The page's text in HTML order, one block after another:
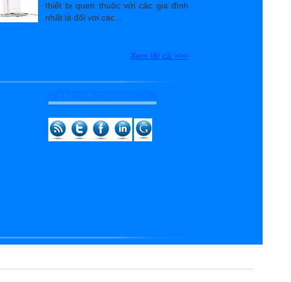
thiết bị quen thuộc với các gia đình
nhất là đối với các...
Xem tất cả >>>